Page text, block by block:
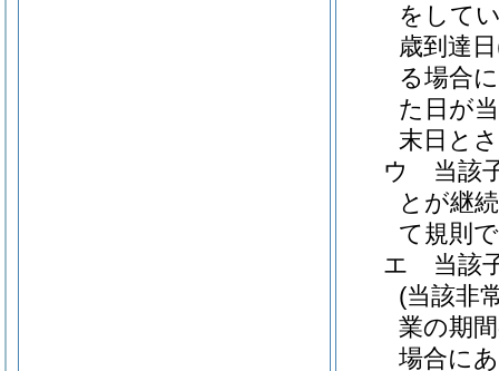
をして
歳到達日
る場合
た日が
末日と
ウ
当該
とが継
て規則
エ
当該
(当該非
業の期
場合に